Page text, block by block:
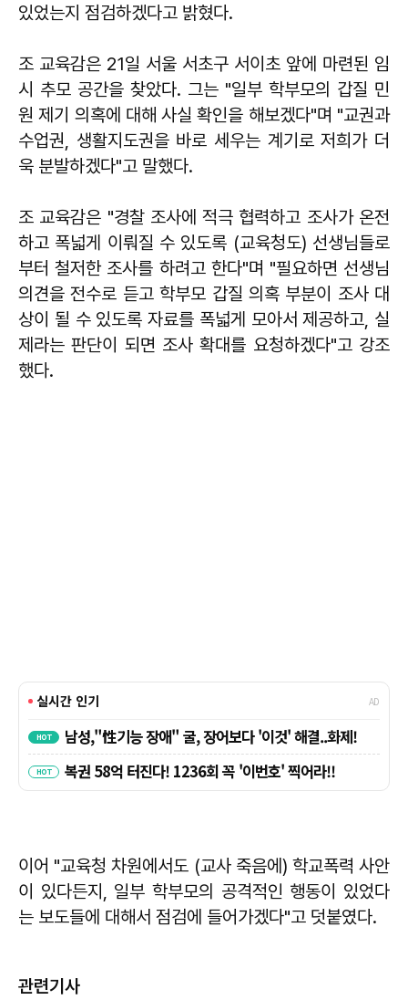
있었는지 점검하겠다고 밝혔다.
조 교육감은 21일 서울 서초구 서이초 앞에 마련된 임
시 추모 공간을 찾았다. 그는 "일부 학부모의 갑질 민
원 제기 의혹에 대해 사실 확인을 해보겠다"며 "교권과
수업권, 생활지도권을 바로 세우는 계기로 저희가 더
욱 분발하겠다"고 말했다.
조 교육감은 "경찰 조사에 적극 협력하고 조사가 온전
하고 폭넓게 이뤄질 수 있도록 (교육청도) 선생님들로
부터 철저한 조사를 하려고 한다"며 "필요하면 선생님
의견을 전수로 듣고 학부모 갑질 의혹 부분이 조사 대
상이 될 수 있도록 자료를 폭넓게 모아서 제공하고, 실
제라는 판단이 되면 조사 확대를 요청하겠다"고 강조
했다.
이어 "교육청 차원에서도 (교사 죽음에) 학교폭력 사안
이 있다든지, 일부 학부모의 공격적인 행동이 있었다
는 보도들에 대해서 점검에 들어가겠다"고 덧붙였다.
관련기사